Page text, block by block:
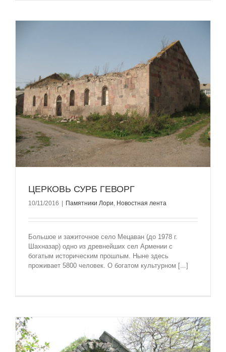
ЦЕРКОВЬ СУРБ ГЕВОРГ
10/11/2016 Памятники Лори, Новостная лента
Большое и зажиточное село Мецаван (до 1978 г.
Шахназар) одно из древнейших сел Армении с
богатым историческим прошлым. Ныне здесь
проживает 5800 человек. О богатом культурном [...]